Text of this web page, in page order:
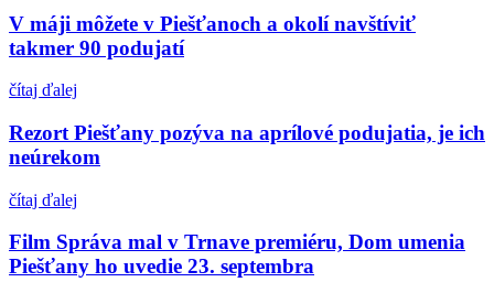
V máji môžete v Piešťanoch a okolí navštíviť
takmer 90 podujatí
čítaj ďalej
Rezort Piešťany pozýva na aprílové podujatia, je ich
neúrekom
čítaj ďalej
Film Správa mal v Trnave premiéru, Dom umenia
Piešťany ho uvedie 23. septembra